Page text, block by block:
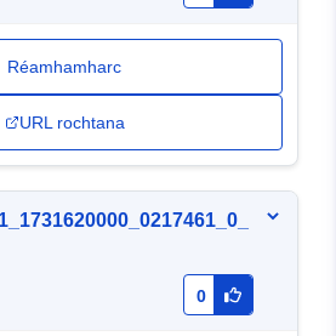
Réamhamharc
URL rochtana
0